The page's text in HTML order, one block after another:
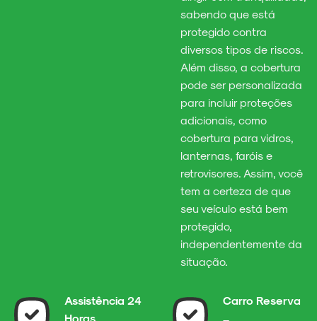
sabendo que está
protegido contra
diversos tipos de riscos.
Além disso, a cobertura
pode ser personalizada
para incluir proteções
adicionais, como
cobertura para vidros,
lanternas, faróis e
retrovisores. Assim, você
tem a certeza de que
seu veículo está bem
protegido,
independentemente da
situação.
Assistência 24
Horas
Carro Reserva